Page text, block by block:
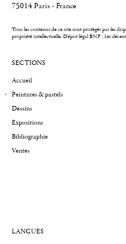
75014 Paris - France
Tous les contenus de ce site sont protégés par les
propriété intellectuelle.Dépot légal BNF : 1er
SECTIONS
Accueil
Peintures & pastels
Dessins
Expositions
Bibliographie
Ventes
LANGUES